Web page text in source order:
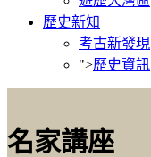
歷史新知
考古新發現
">歷史資訊
名家講座